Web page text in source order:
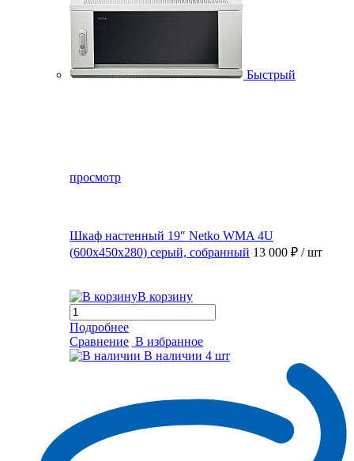
Быстрый
просмотр
Шкаф настенный 19″ Netko WMA 4U
(600x450x280) серый, собранный 13 000 ₽ / шт
В корзину
Подробнее
Сравнение В избранное
В наличии 4 шт